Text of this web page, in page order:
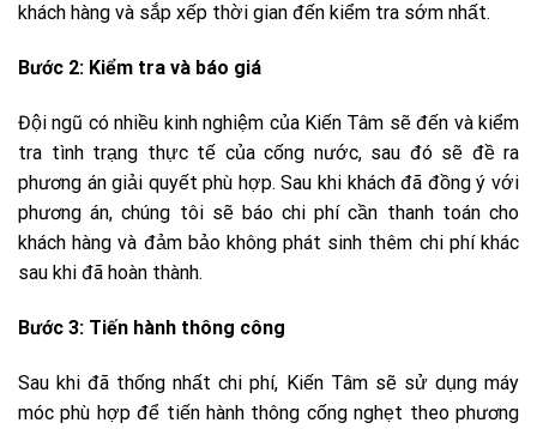
khách hàng và sắp xếp thời gian đến kiểm tra sớm nhất.
Bước 2: Kiểm tra và báo giá
Đội ngũ có nhiều kinh nghiệm của Kiến Tâm sẽ đến và kiểm
tra tình trạng thực tế của cống nước, sau đó sẽ đề ra
phương án giải quyết phù hợp. Sau khi khách đã đồng ý với
phương án, chúng tôi sẽ báo chi phí cần thanh toán cho
khách hàng và đảm bảo không phát sinh thêm chi phí khác
sau khi đã hoàn thành.
Bước 3: Tiến hành thông công
Sau khi đã thống nhất chi phí, Kiến Tâm sẽ sử dụng máy
móc phù hợp để tiến hành thông cống nghẹt theo phương